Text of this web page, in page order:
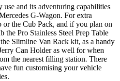
use and its adventuring capabilities
G-Wagon. For extra
or the Cub Pack, and if you plan on
the Pro Stainless Steel Prep Table
Slimline Van Rack kit, as a handy
Can Holder as well for when
the nearest filling station. There
fun customising your vehicle